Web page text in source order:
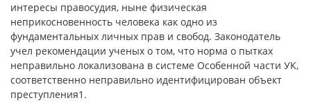
интересы правосудия, ныне физическая
неприкосновенность человека как одно из
фундаментальных личных прав и свобод. Законодатель
учел рекомендации ученых о том, что норма о пытках
неправильно локализована в системе Особенной части УК,
соответственно неправильно идентифицирован объект
преступления1.